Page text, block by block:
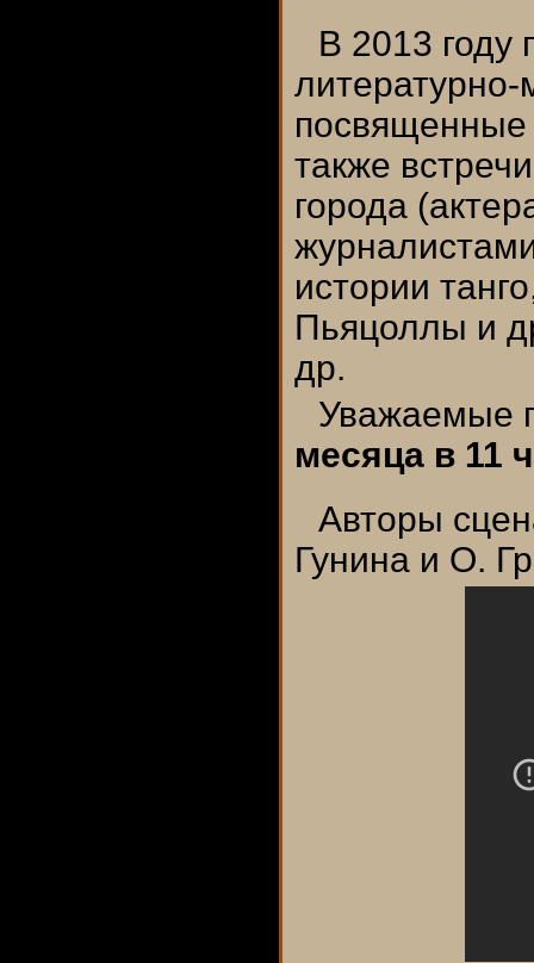
В 2013 году
посвященные
также
города
истории
Пьяцоллы и
др.
Уважаемые
месяца в 11
Авторы
Гунина и О.